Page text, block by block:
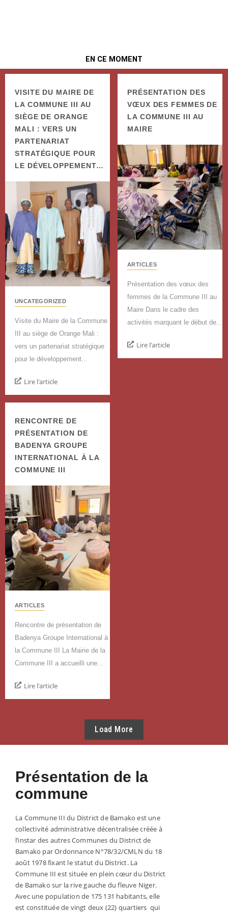
EN CE MOMENT
VISITE DU MAIRE DE
LA COMMUNE III AU
SIÈGE DE ORANGE
MALI : VERS UN
PARTENARIAT
STRATÉGIQUE POUR
LE DÉVELOPPEMENT…
UNCATEGORIZED
Visite du Maire de la Commune
III au siège de Orange Mali :
vers un partenariat stratégique
pour le développement...
Lire l'article
PRÉSENTATION DES
VŒUX DES FEMMES DE
LA COMMUNE III AU
MAIRE
ARTICLES
Présentation des vœux des
femmes de la Commune III au
Maire Dans le cadre des
activités marquant le début de...
Lire l'article
RENCONTRE DE
PRÉSENTATION DE
BADENYA GROUPE
INTERNATIONAL À LA
COMMUNE III
ARTICLES
Rencontre de présentation de
Badenya Groupe International à
la Commune III La Mairie de la
Commune III a accueilli une...
Lire l'article
Load More
Présentation de la
commune
La Commune III du District de Bamako est une
collectivité administrative décentralisée créée à
l’instar des autres Communes du District de
Bamako par Ordonnance N°78/32/CMLN du 18
août 1978 fixant le statut du District. La
Commune III est située en plein cœur du District
de Bamako sur la rive gauche du fleuve Niger.
Avec une population de 175 131 habitants, elle
est constituée de vingt deux (22) quartiers qui